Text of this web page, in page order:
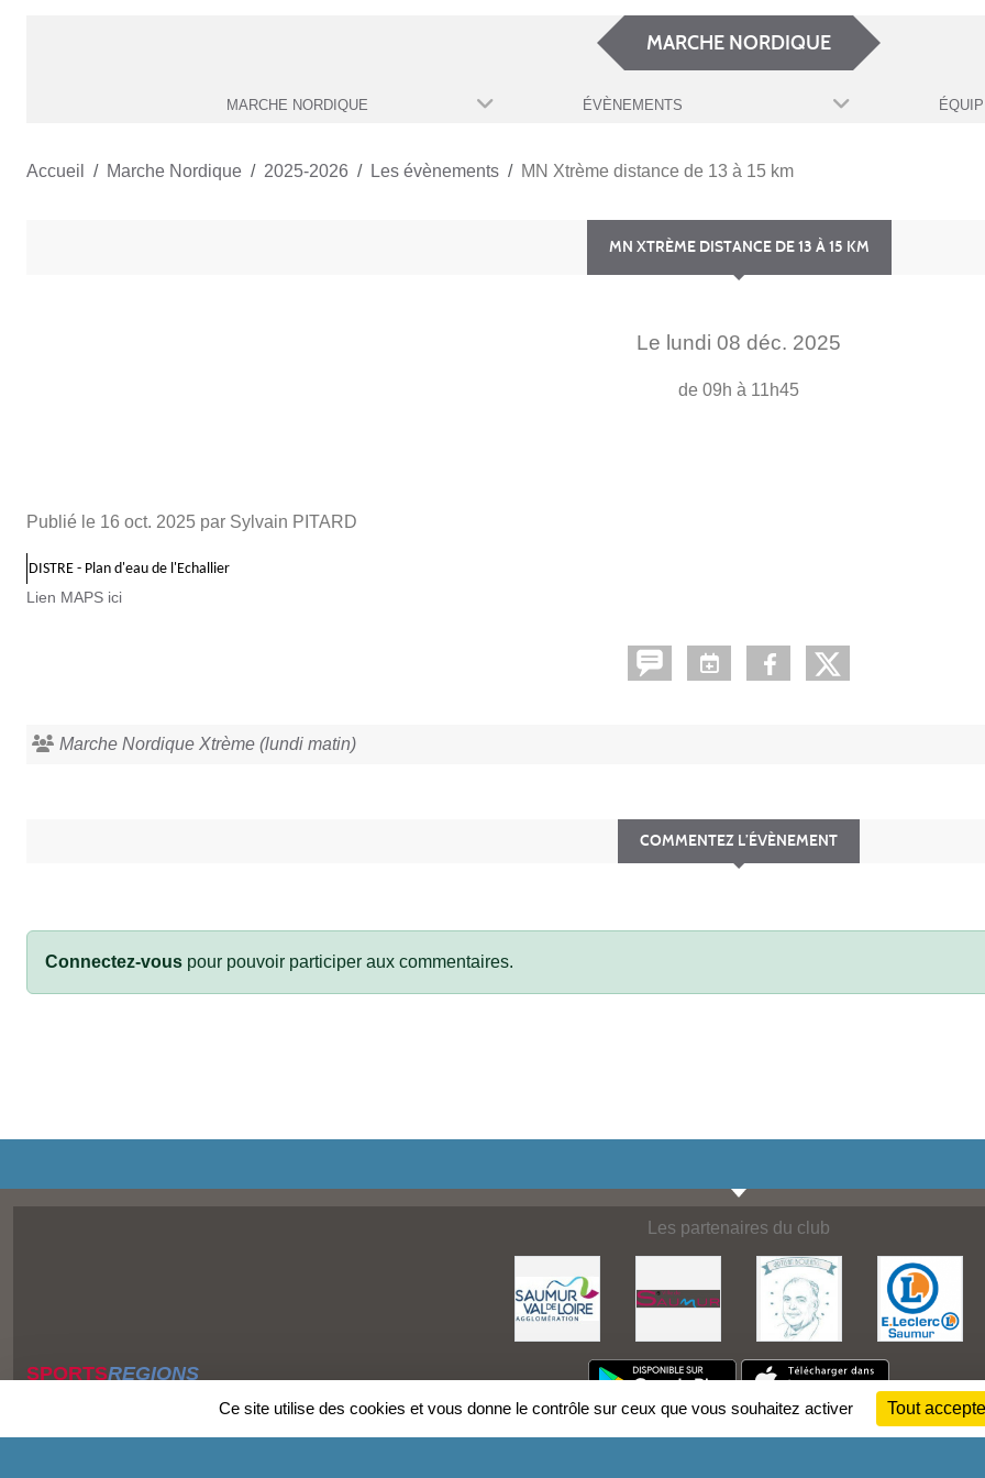
MARCHE NORDIQUE
MARCHE NORDIQUE ÉVÈNEMENTS
Accueil Marche Nordique 2025-2026 Les évènements MN Xtrème distance de 13 à 15 km
MN XTRÈME DISTANCE DE 13 À 15 KM
Le lundi 08 déc. 2025
de 09h à 11h45
Publié le 16 oct. 2025 par Sylvain PITARD
DISTRE - Plan d'eau de l'Echallier
Lien MAPS ici
Marche Nordique Xtrème (lundi matin)
COMMENTEZ L’ÉVÈNEMENT
Connectez-vous pour pouvoir participer aux commentaires.
Les partenaires du club
SPORTSREGIONS
Ce site utilise des cookies et vous donne le contrôle sur ceux que vous souhaitez activer Tout